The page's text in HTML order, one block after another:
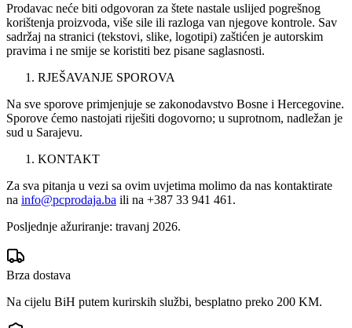
Prodavac neće biti odgovoran za štete nastale uslijed pogrešnog
korištenja proizvoda, više sile ili razloga van njegove kontrole. Sav
sadržaj na stranici (tekstovi, slike, logotipi) zaštićen je autorskim
pravima i ne smije se koristiti bez pisane saglasnosti.
RJEŠAVANJE SPOROVA
Na sve sporove primjenjuje se zakonodavstvo Bosne i Hercegovine.
Sporove ćemo nastojati riješiti dogovorno; u suprotnom, nadležan je
sud u Sarajevu.
KONTAKT
Za sva pitanja u vezi sa ovim uvjetima molimo da nas kontaktirate
na info@pcprodaja.ba ili na +387 33 941 461.
Posljednje ažuriranje: travanj 2026.
Brza dostava
Na cijelu BiH putem kurirskih službi, besplatno preko 200 KM.